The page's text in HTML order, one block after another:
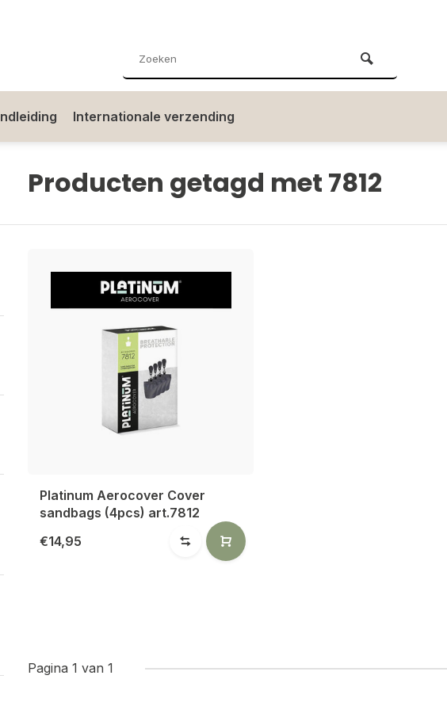
Internationale verzending
Producten getagd met 7812
Platinum Aerocover Cover
sandbags (4pcs) art.7812
€14,95
Pagina 1 van 1